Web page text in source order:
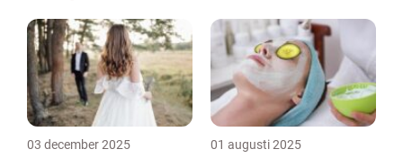
03 december 2025 01 augusti 2025